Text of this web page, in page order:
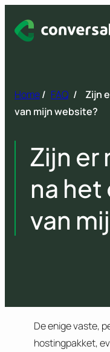
naar
Home/ FAQ /
Zijn
van mijn website?
Zijn er
na
van
De enige vaste,
hostingpakket,